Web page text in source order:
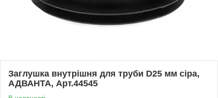
Заглушка внутрішня для труби D25 мм сіра,
АДВАНТА, Арт.44545